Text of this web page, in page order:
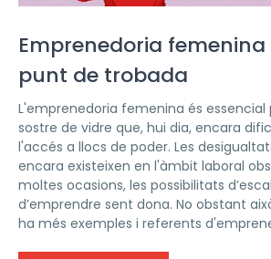
Emprenedoria
punt de trobada
L'emprenedoria femenina és essencial
sostre de vidre que, hui dia, encara
l'accés a llocs de poder. Les
encara existeixen en l'àmbit laboral
moltes ocasions, les possibilitats
d’emprendre sent dona. No obstant
ha més exemples i referents